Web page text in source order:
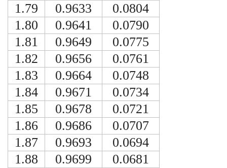
1.79
0.9633
0.0804
1.80
0.9641
0.0790
1.81
0.9649
0.0775
1.82
0.9656
0.0761
1.83
0.9664
0.0748
1.84
0.9671
0.0734
1.85
0.9678
0.0721
1.86
0.9686
0.0707
1.87
0.9693
0.0694
1.88
0.9699
0.0681